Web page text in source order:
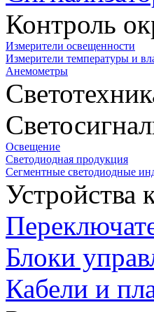
Контроль
Измерители освещенности
Измерители температуры и
Анемометры
Освещение
Светодиодная продукция
Сегментные светодиодные
Устройства
Блоки
Кабели и